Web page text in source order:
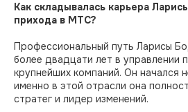
Как складывалась карьера
прихода в МТС?
Профессиональный путь Ларисы
более двадцати лет в управлении
крупнейших компаний. Он начался
именно в этой отрасли она
стратег и лидер изменений.